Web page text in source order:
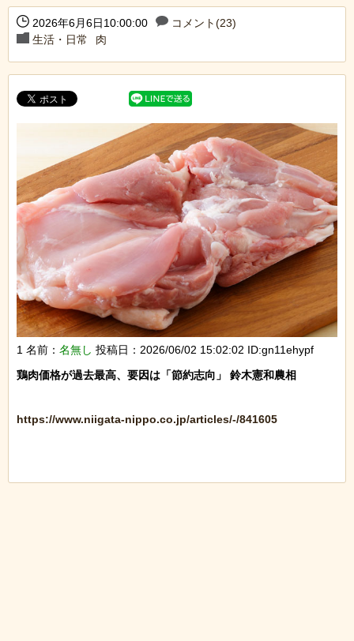
2026年6月6日10:00:00
コメント(23)
生活・日常
肉
1 名前： 名無し 投稿日：2026/06/02 15:02:02 ID:gn11ehypf
鶏肉価格が過去最高、要因は「節約志向」 鈴木憲和農相
https://www.niigata-nippo.co.jp/articles/-/841605